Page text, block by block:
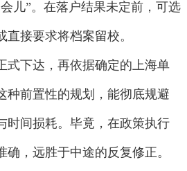
儿”。在落户结果未定前，可选
接要求将档案留校。
下达，再依据确定的上海单
种前置性的规划，能彻底规避
时间损耗。毕竟，在政策执行
，远胜于中途的反复修正。